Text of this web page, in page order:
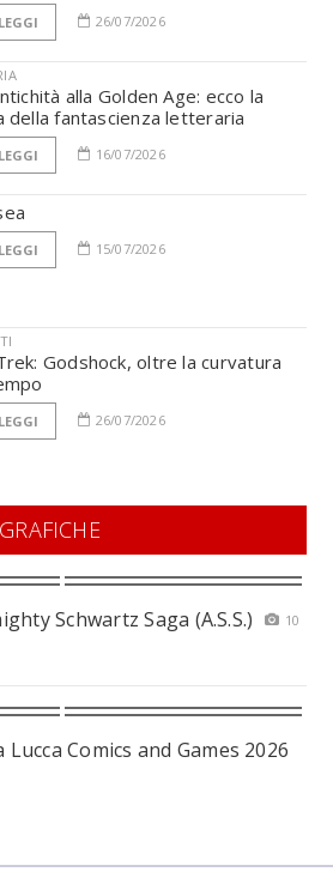
LEGGI 26/07/2026
alla Golden Age: ecco la
della fantascienza letteraria
LEGGI 16/07/2026
LEGGI 15/07/2026
Godshock, oltre la curvatura
LEGGI 26/07/2026
Schwartz Saga (A.S.S.)
10
Comics and Games 2026